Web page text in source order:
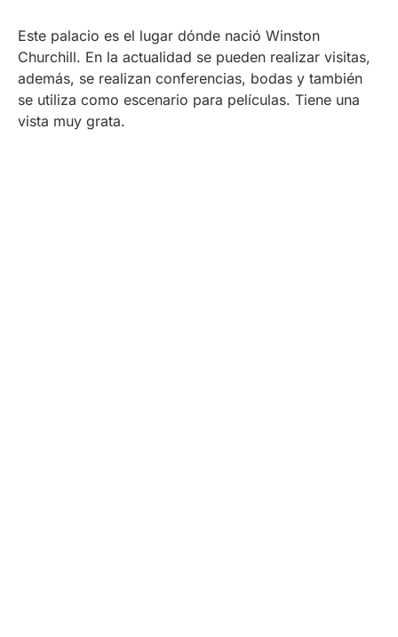
Este palacio es el lugar dónde nació Winston
Churchill. En la actualidad se pueden realizar visitas,
además, se realizan conferencias, bodas y también
se utiliza como escenario para películas. Tiene una
vista muy grata.